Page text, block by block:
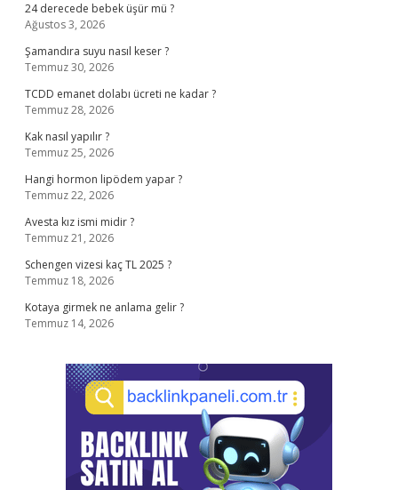
24 derecede bebek üşür mü ?
Ağustos 3, 2026
Şamandıra suyu nasıl keser ?
Temmuz 30, 2026
TCDD emanet dolabı ücreti ne kadar ?
Temmuz 28, 2026
Kak nasıl yapılır ?
Temmuz 25, 2026
Hangi hormon lipödem yapar ?
Temmuz 22, 2026
Avesta kız ismi midir ?
Temmuz 21, 2026
Schengen vizesi kaç TL 2025 ?
Temmuz 18, 2026
Kotaya girmek ne anlama gelir ?
Temmuz 14, 2026